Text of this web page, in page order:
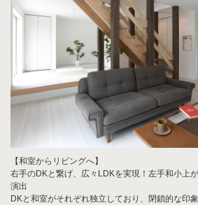
【和室からリビングへ】
右手のDKと繋げ、広々LDKを実現！左手和小上
演出
DKと和室がそれぞれ独立しており、閉鎖的な印